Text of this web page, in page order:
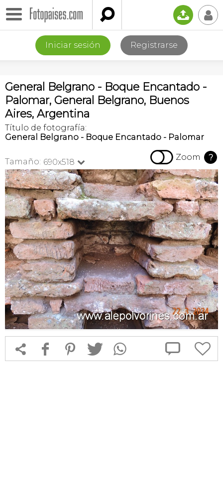
 📤 👤
Iniciar sesión Registrarse
General Belgrano - Boque Encantado -
Palomar, General Belgrano, Buenos
Aires, Argentina
Título de fotografía:
General Belgrano - Boque Encantado - Palomar
Tamaño: 690x518   Zoom ?
 f 1 T  